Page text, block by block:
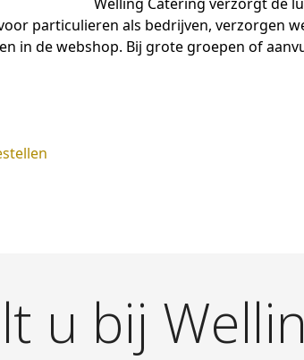
particulieren als bedrijven, verzorgen
in de webshop. Bij grote groepen of
u bij